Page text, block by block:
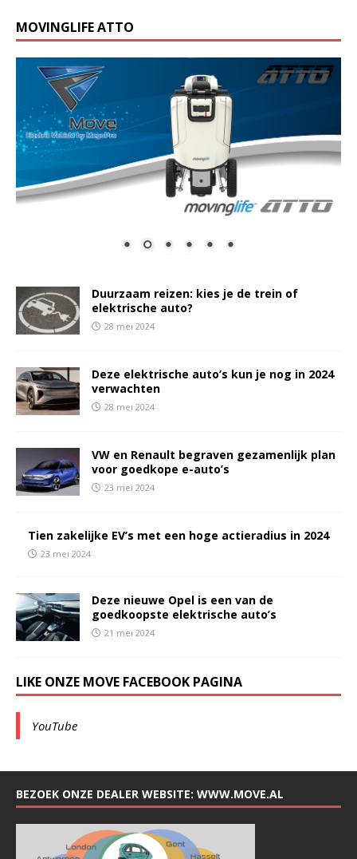
MOVINGLIFE ATTO
Duurzaam reizen: kies je de trein of
elektrische auto?
28 mei 2024
Deze elektrische auto’s kun je nog in 2024
verwachten
28 mei 2024
VW en Renault begraven gezamenlijk plan
voor goedkope e-auto’s
23 mei 2024
Tien zakelijke EV’s met een hoge actieradius in 2024
23 mei 2024
Deze nieuwe Opel is een van de
goedkoopste elektrische auto’s
21 mei 2024
LIKE ONZE MOVE FACEBOOK PAGINA
YouTube
BEZOEK ONZE DEALER WEBSITE: WWW.MOVE.AL